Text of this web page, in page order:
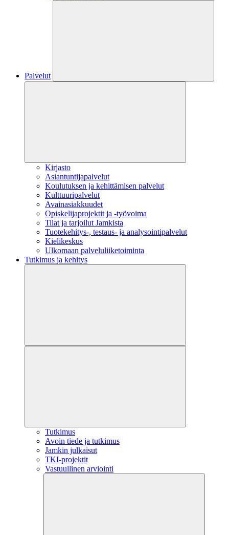
Palvelut
Kirjasto
Asiantuntijapalvelut
Koulutuksen ja kehittämisen palvelut
Kulttuuripalvelut
Avainasiakkuudet
Opiskelijaprojektit​ ja -työvoima
Tilat ja tarjoilut Jamkista
Tuotekehitys-, testaus- ja analysointipalvelut
Kielikeskus
Ulkomaan palveluliiketoiminta
Tutkimus ja kehitys
Tutkimus
Avoin tiede ja tutkimus
Jamkin julkaisut
TKI-projektit
Vastuullinen arviointi